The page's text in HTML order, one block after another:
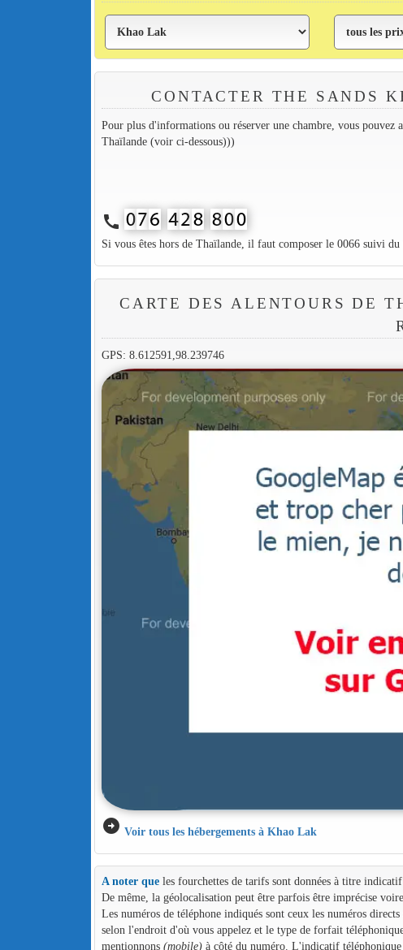
CONTACTER THE SANDS
Pour plus d'informations ou réserver une chambre, vous pouvez
Thaïlande (voir ci-dessous)))
call
Si vous êtes hors de Thaïlande, il faut composer le 0066 suivi du
CARTE DES ALENTOURS DE
GPS: 8.612591,98.239746
arrow_circle_right Voir tous les hébergements à Khao Lak
A noter queles fourchettes de tarifs sont données à titre
De même, la géolocalisation peut être parfois être imprécise voire
Les numéros de téléphone indiqués sont ceux les numéros
selon l'endroit d'où vous appelez et le type de forfait
mentionnons (mobile)à côté du numéro. L'indicatif téléphonique